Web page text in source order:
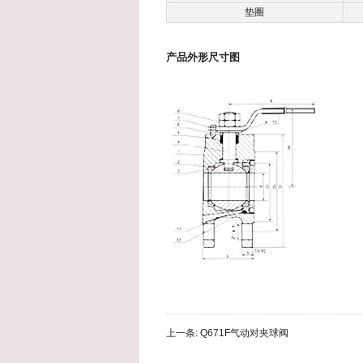
垫圈
产品外形尺寸图
上一条: Q671F气动对夹球阀